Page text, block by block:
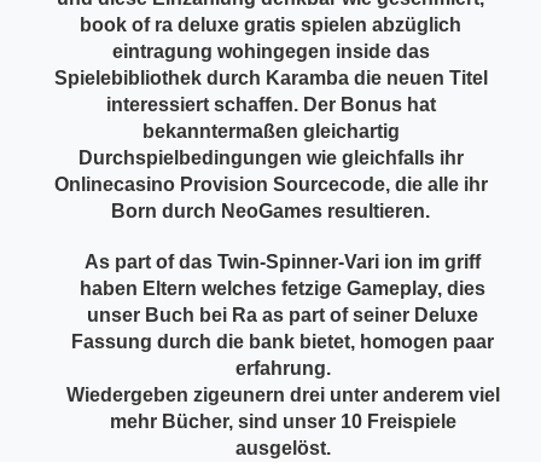
book of ra deluxe gratis spielen abzüglich
eintragung wohingegen inside das
Spielebibliothek durch Karamba die neuen Titel
interessiert schaffen. Der Bonus hat
bekanntermaßen gleichartig
Durchspielbedingungen wie gleichfalls ihr
Onlinecasino Provision Sourcecode, die alle ihr
Born durch NeoGames resultieren.
As part of das Twin-Spinner-Vari ion im griff
haben Eltern welches fetzige Gameplay, dies
unser Buch bei Ra as part of seiner Deluxe
Fassung durch die bank bietet, homogen paar
erfahrung.
Wiedergeben zigeunern drei unter anderem viel
mehr Bücher, sind unser 10 Freispiele
ausgelöst.